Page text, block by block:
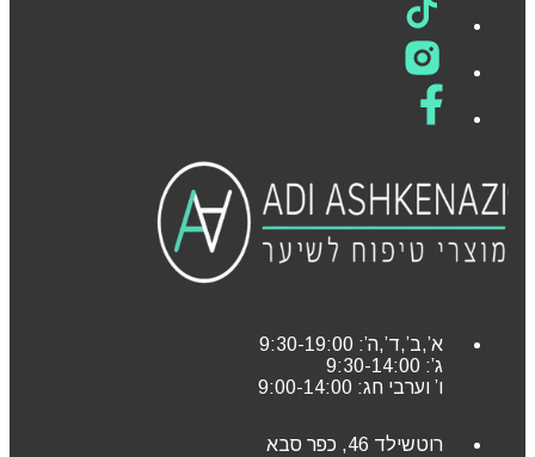
א’,ב’,ד’,ה’: 9:30-19:00
ג’: 9:30-14:00
ו’ וערבי חג: 9:00-14:00
רוטשילד 46, כפר סבא